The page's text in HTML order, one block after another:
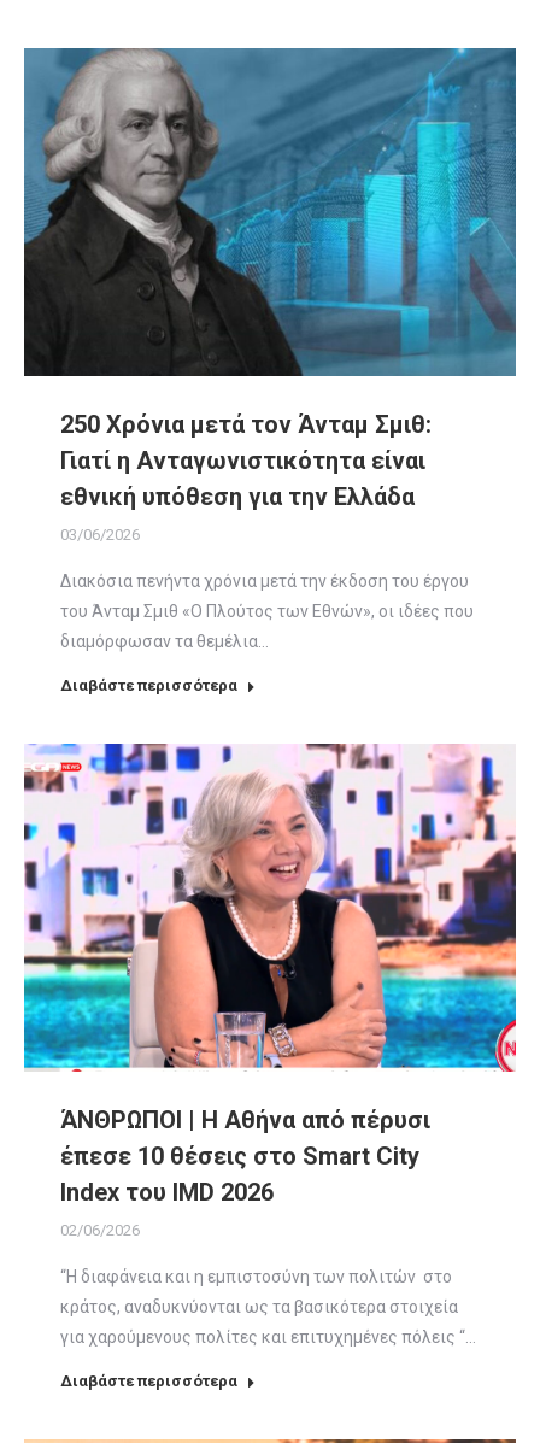
250 Χρόνια μετά τον Άνταμ Σμιθ:
Γιατί η Ανταγωνιστικότητα είναι
εθνική υπόθεση για την Ελλάδα
03/06/2026
Διακόσια πενήντα χρόνια μετά την έκδοση του έργου
του Άνταμ Σμιθ «Ο Πλούτος των Εθνών», οι ιδέες που
διαμόρφωσαν τα θεμέλια…
Διαβάστε περισσότερα
ΆΝΘΡΩΠΟΙ | Η Αθήνα από πέρυσι
έπεσε 10 θέσεις στο Smart City
Index του IMD 2026
02/06/2026
“Η διαφάνεια και η εμπιστοσύνη των πολιτών στο
κράτος, αναδυκνύονται ως τα βασικότερα στοιχεία
για χαρούμενους πολίτες και επιτυχημένες πόλεις “…
Διαβάστε περισσότερα